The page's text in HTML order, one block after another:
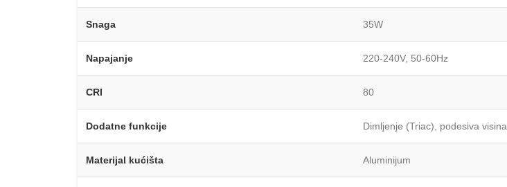
Snaga 35W
Napajanje 220-240V, 50-60Hz
CRI 80
Dodatne funkcije Dimljenje (Triac), podesiva visina
Materijal kućišta Aluminijum